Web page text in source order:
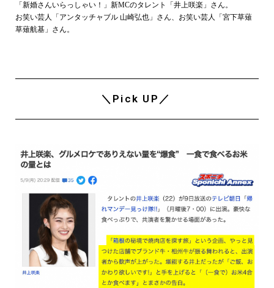
「新婚さんいらっしゃい！」新MCのタレント「井上咲楽」さん。
お笑い芸人「アンタッチャブル 山崎弘也」さん、お笑い芸人「宮下草薙
草薙航基」さん。
＼Pick UP／